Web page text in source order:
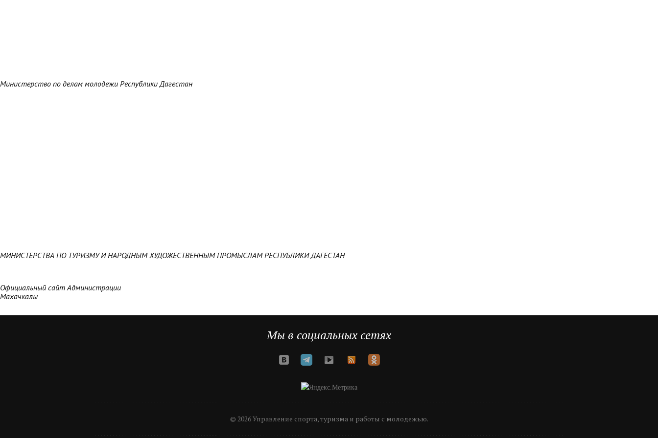
Министерство по делам молодежи Республики Дагестан
МИНИСТЕРСТВА ПО ТУРИЗМУ И НАРОДНЫМ ХУДОЖЕСТВЕННЫМ ПРОМЫСЛАМ РЕСПУБЛИКИ ДАГЕСТАН
Официальный сайт Администрации
Махачкалы
Мы в социальных сетях
© 2026 Управление спорта, туризма и работы с молодежью.